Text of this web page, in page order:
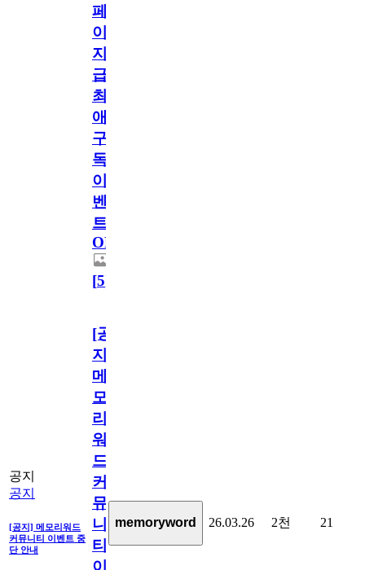
페
이
지
급!
최
애
구
독
이
벤
트
OPEN!
[5]
공지
공지
[공지] 메모리워드
커뮤니티 이벤트 중
단 안내
[공
지]
메
모
리
워
드
커
뮤
니
티
이
memoryword 26.03.26 2천 21